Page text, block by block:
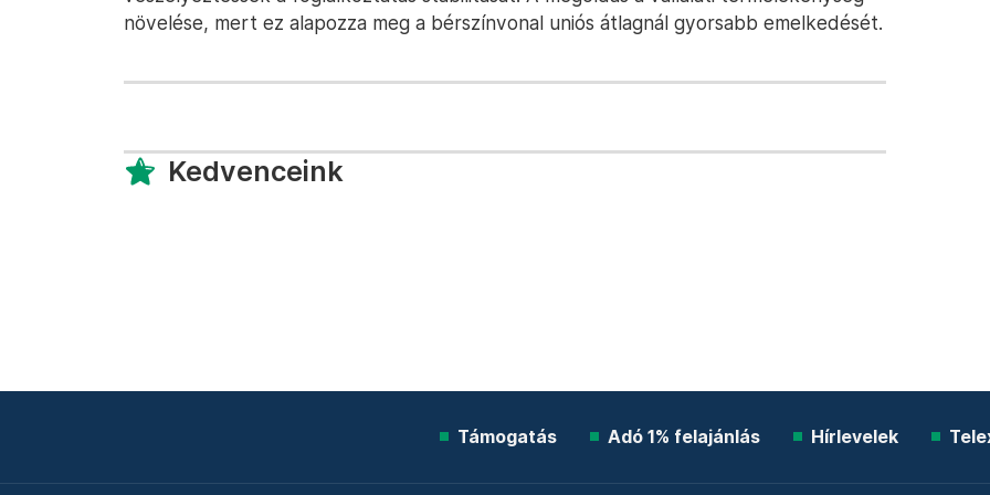
növelése, mert ez alapozza meg a bérszínvonal uniós átlagnál gyorsabb emelkedését.
Kedvenceink
Támogatás Adó 1% felajánlás Hírlevelek